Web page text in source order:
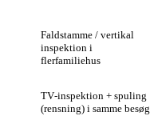
Faldstamme / vertikal
inspektion i
flerfamiliehus
TV‑inspektion + spuling
(rensning) i samme besøg